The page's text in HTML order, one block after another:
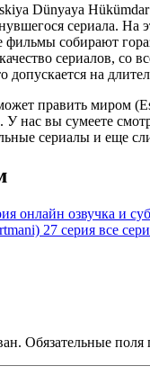
Dünyaya Hükümdar
сериала.
собирают
сериалов, со
на
править миром
У нас вы сумеете
сериалы и еще
онлайн озвучка и
27 серия все
Обязательные